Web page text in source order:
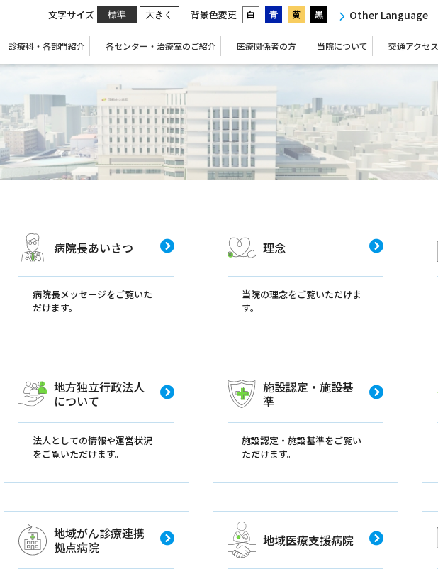
文字サイズ 標準 大きく 背景色変更 白 青 黄 黒 Other Language
診療科・各部門紹介 各センター・治療室のご紹介 医療関係者の方 当院について 交通アクセス
病院長あいさつ
病院長メッセージをご覧いた
だけます。
理念
当院の理念をご覧いただけま
す。
地方独立行政法人
について
法人としての情報や運営状況
をご覧いただけます。
施設認定・施設基
準
施設認定・施設基準をご覧い
ただけます。
地域がん診療連携
拠点病院
地域医療支援病院